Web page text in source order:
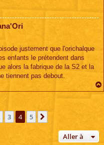
justement que l'orichalque
enfants le prétendent dans
alors la fabrique de la S2 et la
tiennent pas debout.
3 4 5
Aller à